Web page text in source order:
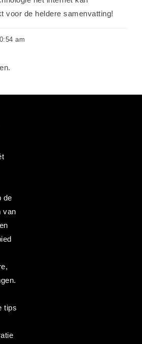
voor de heldere samenvatting!
am
de
van
tips